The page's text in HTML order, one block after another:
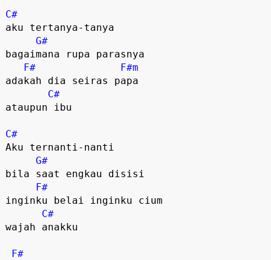
C#
aku tertanya-tanya
G#
bagaimana rupa parasnya
F#
F#m
adakah dia seiras papa
C#
ataupun ibu
C#
Aku ternanti-nanti
G#
bila saat engkau disisi
F#
inginku belai inginku cium
C#
wajah anakku
F#